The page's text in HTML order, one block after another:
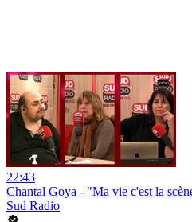
22:43
Chantal Goya - "Ma vie c'est la
Sud Radio